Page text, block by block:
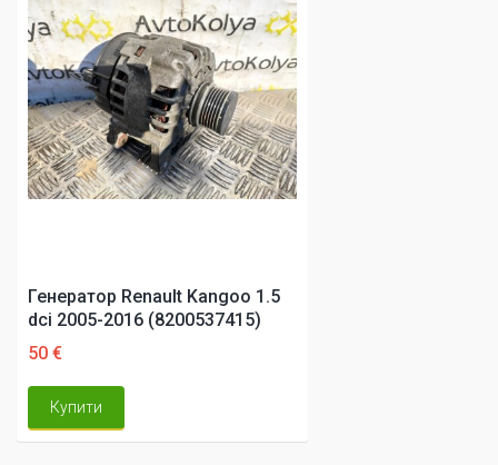
Генератор Renault Kangoo 1.5
dci 2005-2016 (8200537415)
50 €
Купити